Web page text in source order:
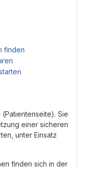
finden
Sie
einer sicheren
unter Einsatz
finden sich in der